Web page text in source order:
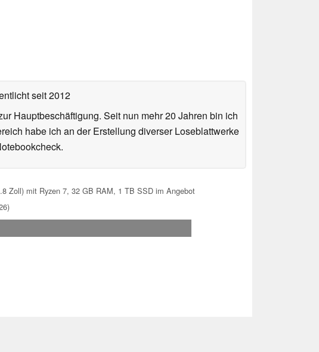
seit 2012
Hauptbeschäftigung. Seit nun mehr 20 Jahren bin ich
habe ich an der Erstellung diverser Loseblattwerke
Zoll) mit Ryzen 7, 32 GB RAM, 1 TB SSD im Angebot